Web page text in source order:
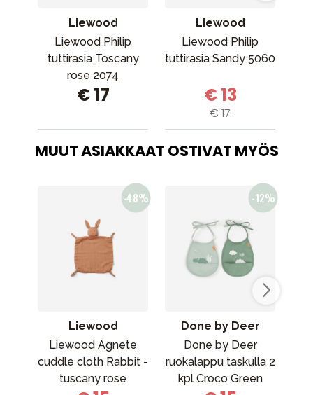
Liewood
Liewood Philip
tuttirasia Toscany
rose 2074
€ 17
Liewood
Liewood Philip
tuttirasia Sandy 5060
€ 13
€ 17
MUUT ASIAKKAAT OSTIVAT MYÖS
Liewood
Liewood Agnete
cuddle cloth Rabbit -
tuscany rose
Done by Deer
Done by Deer
ruokalappu taskulla 2
kpl Croco Green